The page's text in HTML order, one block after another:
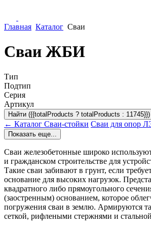
Главная Каталог Сваи
Сваи ЖБИ
Тип
Подтип
Серия
Артикул
Найти ({{totalProducts ? totalProducts : 11745}})
← Каталог Сваи-стойки Сваи для опор
Показать еще...
Сваи железобетонные широко
и гражданском строительстве для
Такие сваи забивают в грунт, если
основание для высоких нагрузок.
квадратного либо прямоугольного
(заостренным) основанием, которое
погружения сваи в землю. Армируются
сеткой, рифлеными стержнями и